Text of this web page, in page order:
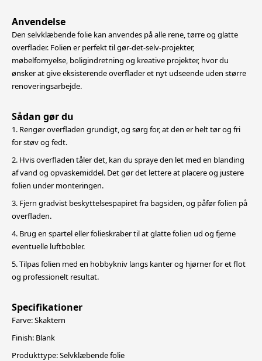
Anvendelse
Den selvklæbende folie kan anvendes på alle rene, tørre og glatte
overflader. Folien er perfekt til gør-det-selv-projekter,
møbelfornyelse, boligindretning og kreative projekter, hvor du
ønsker at give eksisterende overflader et nyt udseende uden større
renoveringsarbejde.
Sådan gør du
1. Rengør overfladen grundigt, og sørg for, at den er helt tør og fri
for støv og fedt.
2. Hvis overfladen tåler det, kan du spraye den let med en blanding
af vand og opvaskemiddel. Det gør det lettere at placere og justere
folien under monteringen.
3. Fjern gradvist beskyttelsespapiret fra bagsiden, og påfør folien på
overfladen.
4. Brug en spartel eller folieskraber til at glatte folien ud og fjerne
eventuelle luftbobler.
5. Tilpas folien med en hobbykniv langs kanter og hjørner for et flot
og professionelt resultat.
Specifikationer
Farve: Skaktern
Finish: Blank
Produkttype: Selvklæbende folie